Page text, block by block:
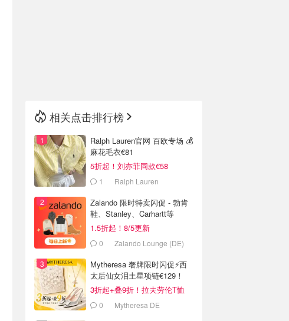
相关点击排行榜
Ralph Lauren官网 百欧专场 💰
麻花毛衣€81
5折起！刘亦菲同款€58
1 Ralph Lauren
Zalando 限时特卖闪促 - 勃肯
鞋、Stanley、Carhartt等
1.5折起！8/5更新
0 Zalando Lounge (DE)
Mytheresa 奢牌限时闪促⚡️西
太后仙女泪土星项链€129！
3折起+叠9折！拉夫劳伦T恤
€64！
0 Mytheresa DE